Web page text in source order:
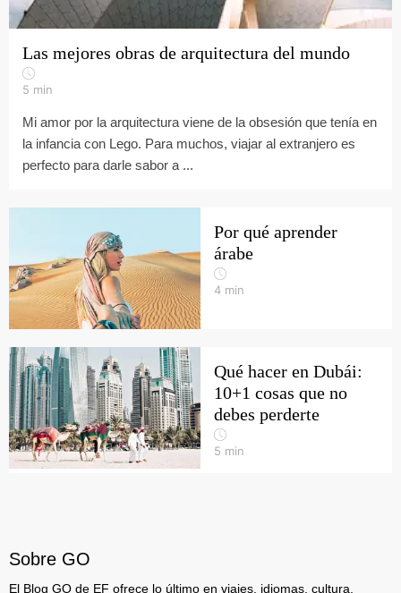
Las mejores obras de arquitectura del mundo
5 min
Mi amor por la arquitectura viene de la obsesión que tenía en
la infancia con Lego. Para muchos, viajar al extranjero es
perfecto para darle sabor a ...
Por qué aprender
árabe
4 min
Qué hacer en Dubái:
10+1 cosas que no
debes perderte
5 min
Sobre GO
El Blog GO de EF ofrece lo último en viajes, idiomas, cultura,